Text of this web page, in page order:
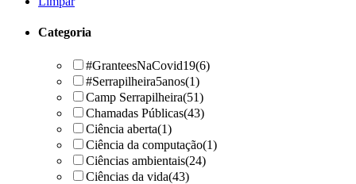
Categoria
#GranteesNaCovid19(6)
#Serrapilheira5anos(1)
Camp Serrapilheira(51)
Chamadas Públicas(43)
Ciência aberta(1)
Ciência da computação(1)
Ciências ambientais(24)
Ciências da vida(43)